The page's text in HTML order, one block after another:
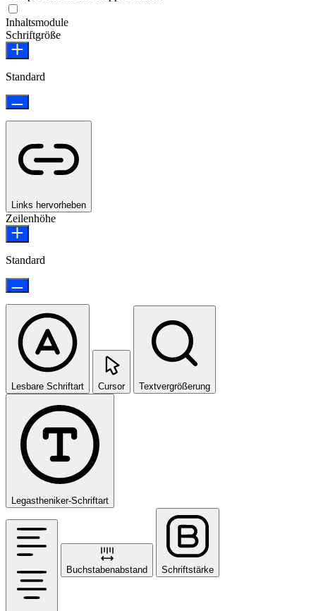
Inhaltsmodule
Schriftgröße
Standard
Links hervorheben
Zeilenhöhe
Standard
Lesbare Schriftart Cursor Textvergrößerung
Legastheniker-Schriftart
Buchstabenabstand Schriftstärke